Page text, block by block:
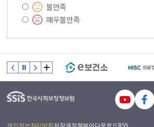
불만족
매우불만족
개인정보처리방침 저작권정책뷰어다운로드RSS